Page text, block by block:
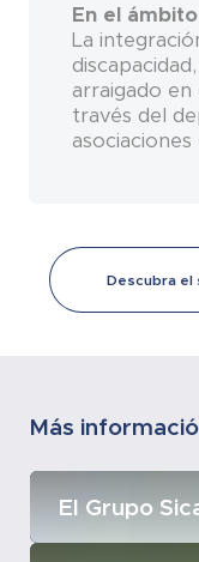
En el
La
arraigado
través del
asociaciones
Descubra
Más
El Grupo